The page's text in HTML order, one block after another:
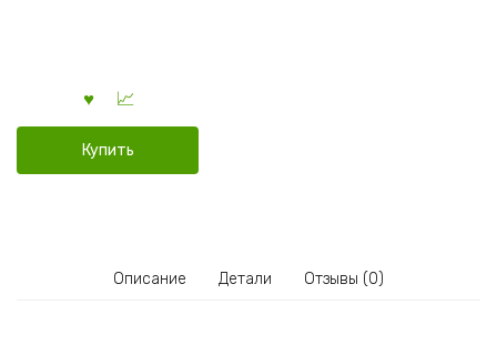
Купить
Описание Детали Отзывы (0)